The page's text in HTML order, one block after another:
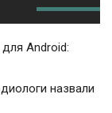
Android:
назвали